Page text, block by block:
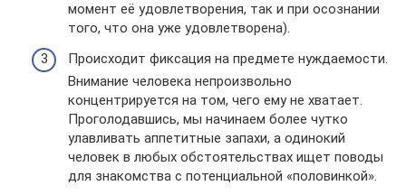
момент её удовлетворения, так и при осознании
того, что она уже удовлетворена).
Происходит фиксация на предмете нуждаемости.
Внимание человека непроизвольно
концентрируется на том, чего ему не хватает.
Проголодавшись, мы начинаем более чутко
улавливать аппетитные запахи, а одинокий
человек в любых обстоятельствах ищет поводы
для знакомства с потенциальной «половинкой».